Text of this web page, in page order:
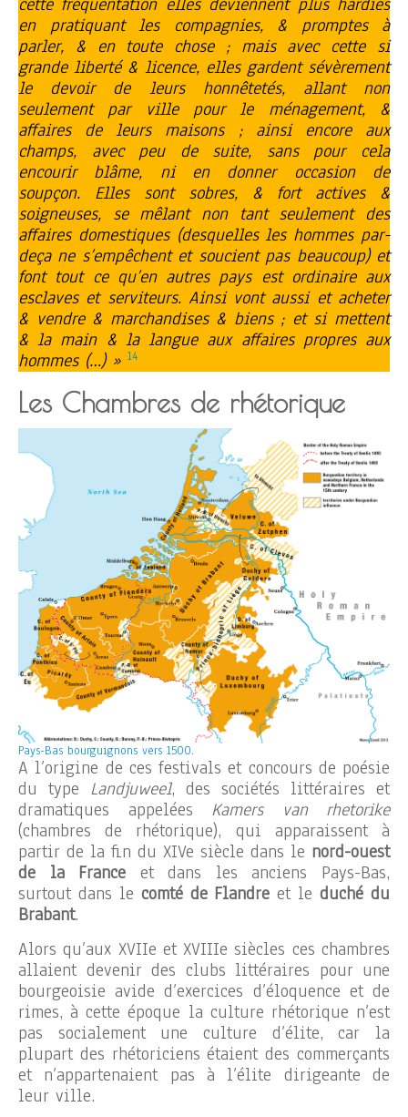
en pratiquant les compagnies, & promptes à
parler, & en toute chose ; mais avec cette si
grande liberté & licence, elles gardent sévèrement
le devoir de leurs honnêtetés, allant non
seulement par ville pour le ménagement, &
affaires de leurs maisons ; ainsi encore aux
champs, avec peu de suite, sans pour cela
encourir blâme, ni en donner occasion de
soupçon. Elles sont sobres, & fort actives &
soigneuses, se mêlant non tant seulement des
affaires domestiques (desquelles les hommes par-
deça ne s’empêchent et soucient pas beaucoup) et
font tout ce qu’en autres pays est ordinaire aux
esclaves et serviteurs. Ainsi vont aussi et acheter
& vendre & marchandises & biens ; et si mettent
& la main & la langue aux affaires propres aux
hommes (…) » 14
Les Chambres de rhétorique
Pays-Bas bourguignons vers 1500.
A l’origine de ces festivals et concours de poésie
du type Landjuweel, des sociétés littéraires et
dramatiques appelées Kamers van rhetorike
(chambres de rhétorique), qui apparaissent à
partir de la fin du XIVe siècle dans le nord-ouest
de la France et dans les anciens Pays-Bas,
surtout dans le comté de Flandre et leduché du
Brabant.
Alors qu’aux XVIIe et XVIIIe siècles ces chambres
allaient devenir des clubs littéraires pour une
bourgeoisie avide d’exercices d’éloquence et de
rimes, à cette époque la culture rhétorique n’est
pas socialement une culture d’élite, car la
plupart des rhétoriciens étaient des commerçants
et n’appartenaient pas à l’élite dirigeante de
leur ville.